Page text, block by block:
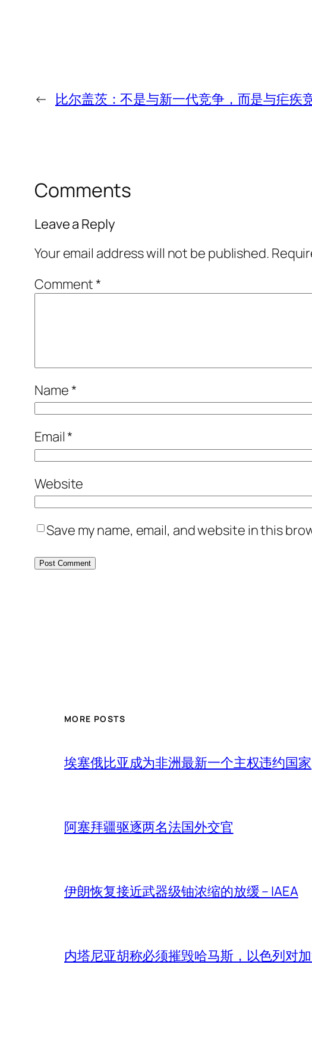
← 比尔盖茨：不是与新一代竞争，而是与疟疾
Comments
Leave a Reply
Your email address will not be published.
Comment*
Name*
Email*
Website
Save my name, email, and website in this
MORE POSTS
埃塞俄比亚成为非洲最新一个主权违约国家
阿塞拜疆驱逐两名法国外交官
伊朗恢复接近武器级铀浓缩的放缓 – IAEA
内塔尼亚胡称必须摧毁哈马斯，以色列对